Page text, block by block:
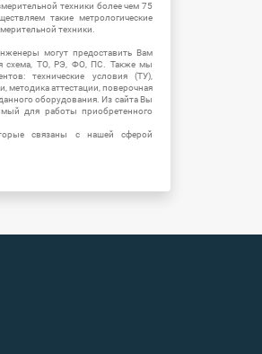
техники более чем 75
такие метрологические
техники.
могут предоставить Вам
схема, ТО, РЭ, ФО, ПС. Также мы
технические условия (ТУ),
методика аттестации, поверочная
оборудования. Из сайта Вы
для работы приобретенного
связаны с нашей сферой